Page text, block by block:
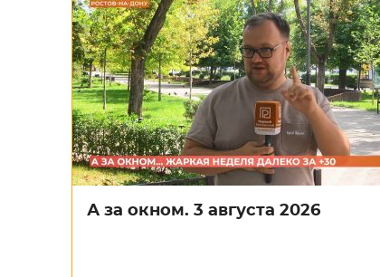
А за окном. 3 августа 2026